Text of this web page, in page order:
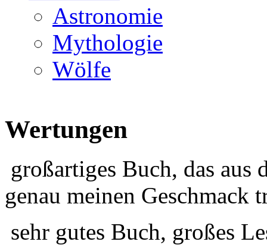
Astronomie
Mythologie
Wölfe
Wertungen
großartiges Buch, das aus
genau meinen Geschmack
sehr gutes Buch, großes